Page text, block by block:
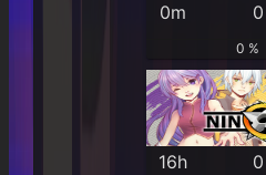
0m
0 %
16h